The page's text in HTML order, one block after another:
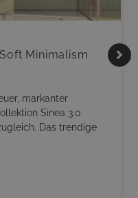
Minimalism
markanter
Sinea 3.0
Das trendige